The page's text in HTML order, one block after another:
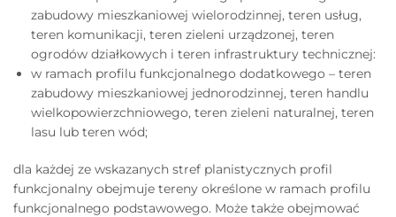
zabudowy mieszkaniowej wielorodzinnej, teren usług,
teren komunikacji, teren zieleni urządzonej, teren
ogrodów działkowych i teren infrastruktury technicznej:
w ramach profilu funkcjonalnego dodatkowego – teren
zabudowy mieszkaniowej jednorodzinnej, teren handlu
wielkopowierzchniowego, teren zieleni naturalnej, teren
lasu lub teren wód;
dla każdej ze wskazanych stref planistycznych profil
funkcjonalny obejmuje tereny określone w ramach profilu
funkcjonalnego podstawowego. Może także obejmować